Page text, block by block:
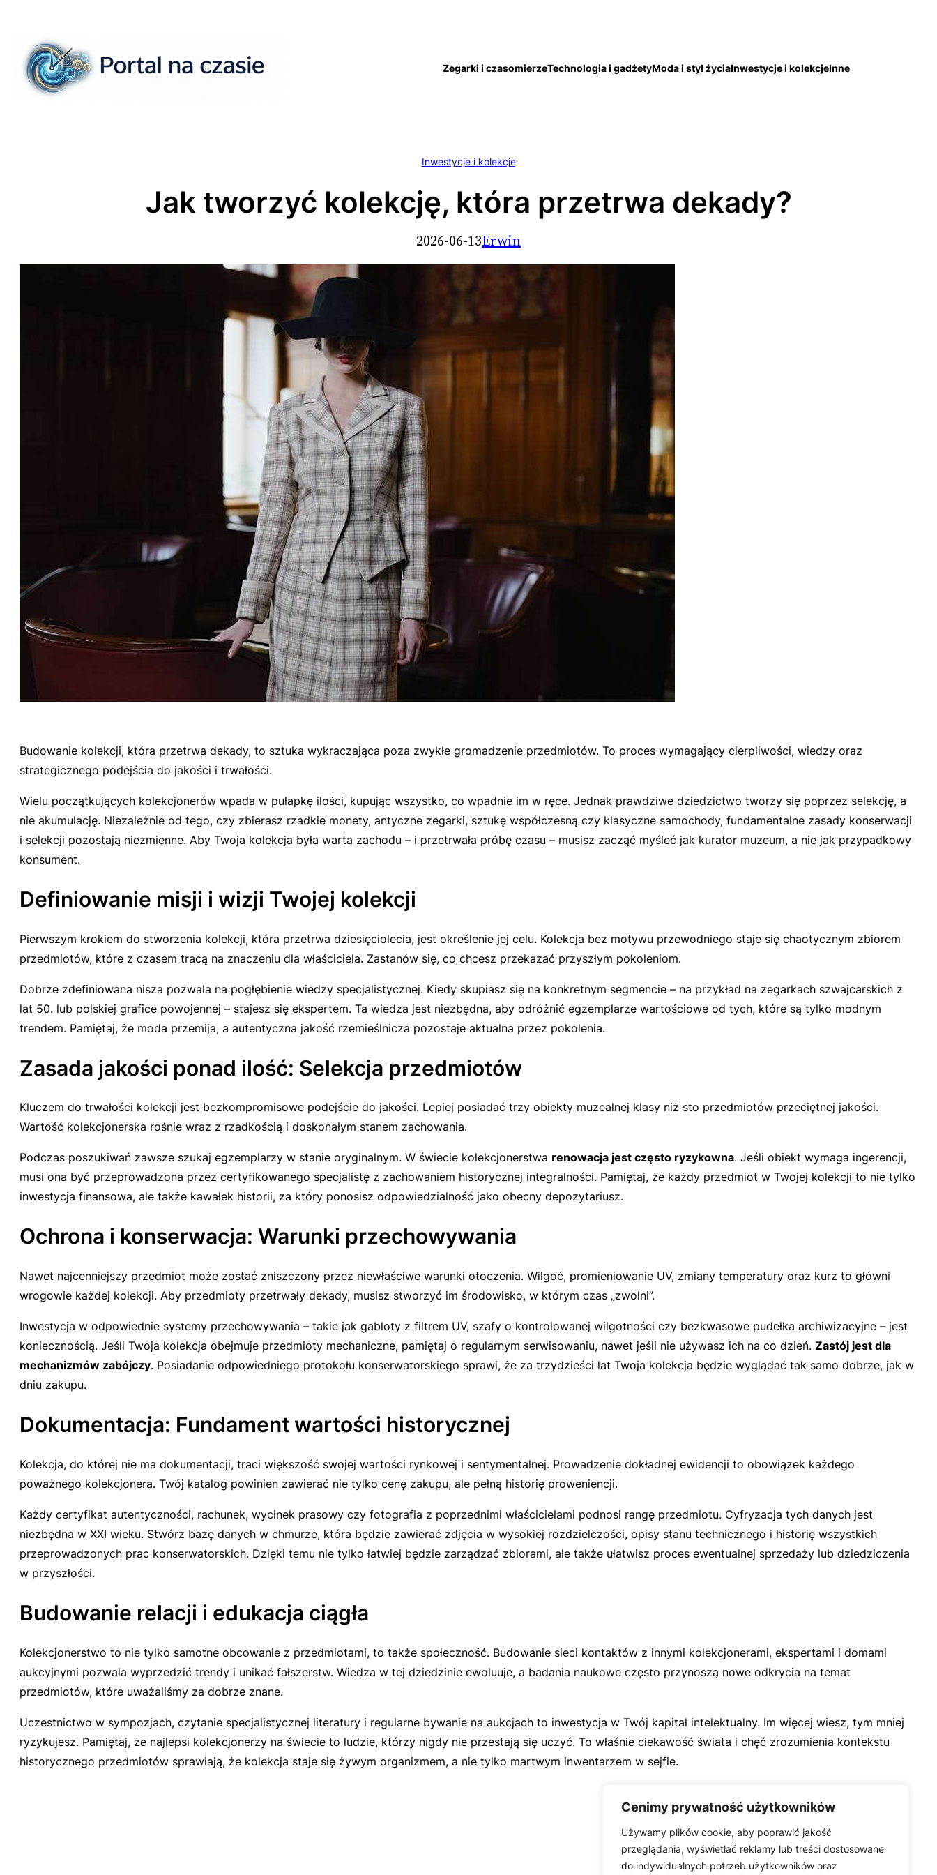
Cenimy prywatność użytkowników
Używamy plików cookie, aby poprawić jakość
przeglądania, wyświetlać reklamy lub treści dostosowane
do indywidualnych potrzeb użytkowników oraz
treści
Zegarki i czasomierzeTechnologia i gadżetyModa i styl życiaInwestycje i kolekcjeInne
Inwestycje i kolekcje
Jak tworzyć kolekcję, która przetrwa dekady?
2026-06-13Erwin
Budowanie kolekcji, która przetrwa dekady, to sztuka wykraczająca poza zwykłe gromadzenie przedmiotów. To proces wymagający cierpliwości, wiedzy oraz
strategicznego podejścia do jakości i trwałości.
Wielu początkujących kolekcjonerów wpada w pułapkę ilości, kupując wszystko, co wpadnie im w ręce. Jednak prawdziwe dziedzictwo tworzy się poprzez selekcję, a
nie akumulację. Niezależnie od tego, czy zbierasz rzadkie monety, antyczne zegarki, sztukę współczesną czy klasyczne samochody, fundamentalne zasady konserwacji
i selekcji pozostają niezmienne. Aby Twoja kolekcja była warta zachodu – i przetrwała próbę czasu – musisz zacząć myśleć jak kurator muzeum, a nie jak przypadkowy
konsument.
Definiowanie misji i wizji Twojej kolekcji
Pierwszym krokiem do stworzenia kolekcji, która przetrwa dziesięciolecia, jest określenie jej celu. Kolekcja bez motywu przewodniego staje się chaotycznym zbiorem
przedmiotów, które z czasem tracą na znaczeniu dla właściciela. Zastanów się, co chcesz przekazać przyszłym pokoleniom.
Dobrze zdefiniowana nisza pozwala na pogłębienie wiedzy specjalistycznej. Kiedy skupiasz się na konkretnym segmencie – na przykład na zegarkach szwajcarskich z
lat 50. lub polskiej grafice powojennej – stajesz się ekspertem. Ta wiedza jest niezbędna, aby odróżnić egzemplarze wartościowe od tych, które są tylko modnym
trendem. Pamiętaj, że moda przemija, a autentyczna jakość rzemieślnicza pozostaje aktualna przez pokolenia.
Zasada jakości ponad ilość: Selekcja przedmiotów
Kluczem do trwałości kolekcji jest bezkompromisowe podejście do jakości. Lepiej posiadać trzy obiekty muzealnej klasy niż sto przedmiotów przeciętnej jakości.
Wartość kolekcjonerska rośnie wraz z rzadkością i doskonałym stanem zachowania.
Podczas poszukiwań zawsze szukaj egzemplarzy w stanie oryginalnym. W świecie kolekcjonerstwa renowacja jest często ryzykowna. Jeśli obiekt wymaga ingerencji,
musi ona być przeprowadzona przez certyfikowanego specjalistę z zachowaniem historycznej integralności. Pamiętaj, że każdy przedmiot w Twojej kolekcji to nie tylko
inwestycja finansowa, ale także kawałek historii, za który ponosisz odpowiedzialność jako obecny depozytariusz.
Ochrona i konserwacja: Warunki przechowywania
Nawet najcenniejszy przedmiot może zostać zniszczony przez niewłaściwe warunki otoczenia. Wilgoć, promieniowanie UV, zmiany temperatury oraz kurz to główni
wrogowie każdej kolekcji. Aby przedmioty przetrwały dekady, musisz stworzyć im środowisko, w którym czas „zwolni”.
Inwestycja w odpowiednie systemy przechowywania – takie jak gabloty z filtrem UV, szafy o kontrolowanej wilgotności czy bezkwasowe pudełka archiwizacyjne – jest
koniecznością. Jeśli Twoja kolekcja obejmuje przedmioty mechaniczne, pamiętaj o regularnym serwisowaniu, nawet jeśli nie używasz ich na co dzień. Zastój jest dla
mechanizmów zabójczy. Posiadanie odpowiedniego protokołu konserwatorskiego sprawi, że za trzydzieści lat Twoja kolekcja będzie wyglądać tak samo dobrze, jak w
dniu zakupu.
Dokumentacja: Fundament wartości historycznej
Kolekcja, do której nie ma dokumentacji, traci większość swojej wartości rynkowej i sentymentalnej. Prowadzenie dokładnej ewidencji to obowiązek każdego
poważnego kolekcjonera. Twój katalog powinien zawierać nie tylko cenę zakupu, ale pełną historię proweniencji.
Każdy certyfikat autentyczności, rachunek, wycinek prasowy czy fotografia z poprzednimi właścicielami podnosi rangę przedmiotu. Cyfryzacja tych danych jest
niezbędna w XXI wieku. Stwórz bazę danych w chmurze, która będzie zawierać zdjęcia w wysokiej rozdzielczości, opisy stanu technicznego i historię wszystkich
przeprowadzonych prac konserwatorskich. Dzięki temu nie tylko łatwiej będzie zarządzać zbiorami, ale także ułatwisz proces ewentualnej sprzedaży lub dziedziczenia
w przyszłości.
Budowanie relacji i edukacja ciągła
Kolekcjonerstwo to nie tylko samotne obcowanie z przedmiotami, to także społeczność. Budowanie sieci kontaktów z innymi kolekcjonerami, ekspertami i domami
aukcyjnymi pozwala wyprzedzić trendy i unikać fałszerstw. Wiedza w tej dziedzinie ewoluuje, a badania naukowe często przynoszą nowe odkrycia na temat
przedmiotów, które uważaliśmy za dobrze znane.
Uczestnictwo w sympozjach, czytanie specjalistycznej literatury i regularne bywanie na aukcjach to inwestycja w Twój kapitał intelektualny. Im więcej wiesz, tym mniej
ryzykujesz. Pamiętaj, że najlepsi kolekcjonerzy na świecie to ludzie, którzy nigdy nie przestają się uczyć. To właśnie ciekawość świata i chęć zrozumienia kontekstu
historycznego przedmiotów sprawiają, że kolekcja staje się żywym organizmem, a nie tylko martwym inwentarzem w sejfie.